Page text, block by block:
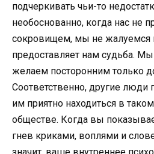
подчеркивать чьи-то
необоснованно, когда нас не
сокровищем, мы не жалуемся
предоставляет нам судьба.
желаем посторонним только
Соответственно, другие люди
им приятно находиться в
обществе. Когда вы
гнев криками, воплями и